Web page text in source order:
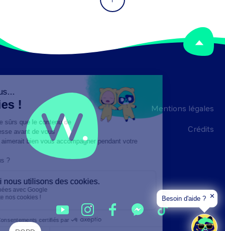
Mentions légales
Crédits
Besoin d'aide ? ✕